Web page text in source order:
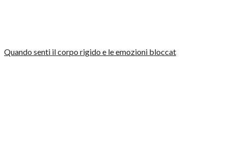
Quando senti il corpo rigido e le emozioni bloccat